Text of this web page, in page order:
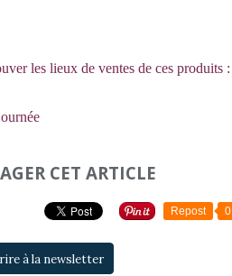
les lieux de ventes de ces produits :
CET ARTICLE
Repost 0
à la newsletter